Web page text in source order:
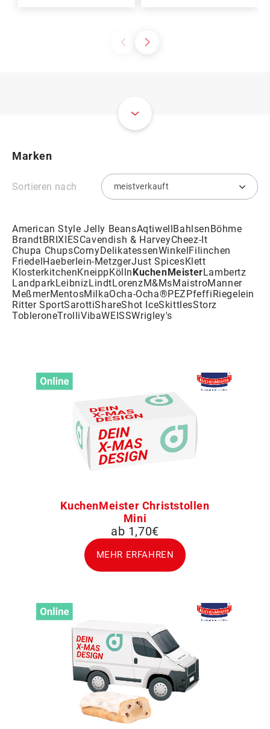
Marken
Sortieren nach
American Style Jelly BeansAqtiwell Bahlsen Böhme
BrandtBRIXIESCavendish & HarveyCheez-It
Chupa ChupsCornyDelikatessenWinkel Filinchen
Friedel Haeberlein-MetzgerJust SpicesKlett
KlosterkitchenKneippKölln KuchenMeisterLambertz
LandparkLeibnizLindtLorenzM&MsMaistroManner
MeßmerMentosMilkaOcha-Ocha®PEZ Pfeffi Riegelein
Ritter SportSarottiShareShot IceSkittlesStorz
TobleroneTrolliVibaWEISSWrigley's
KuchenMeister Christstollen
Mini
ab 1,70€
MEHR ERFAHREN